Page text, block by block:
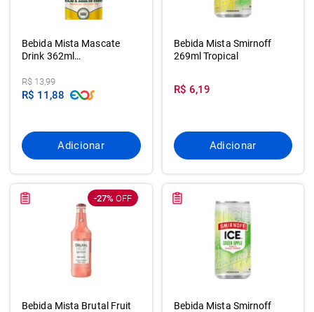
Bebida Mista Mascate
Drink 362ml
R$ 13,99
R$ 11,88
Adicionar
Bebida Mista Smirnoff
269ml Tropical
R$ 6,19
Adicionar
-27% OFF
Bebida Mista Brutal Fruit
Bebida Mista Smirnoff